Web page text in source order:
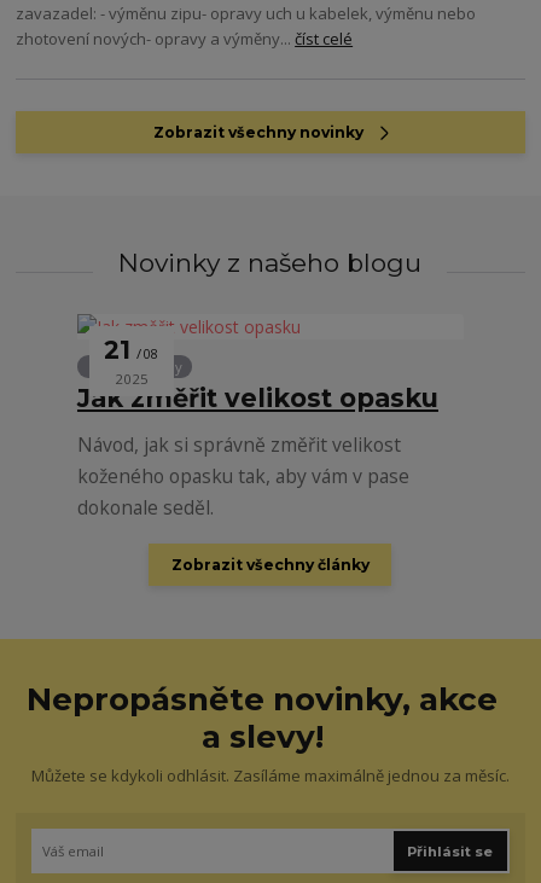
zavazadel: - výměnu zipu- opravy uch u kabelek, výměnu nebo
zhotovení nových- opravy a výměny...číst celé
Zobrazit všechny novinky
Novinky z našeho blogu
21 08
2025
Rady a návody
Jak změřit velikost opasku
Návod, jak si správně změřit velikost
koženého opasku tak, aby vám v pase
dokonale seděl.
Zobrazit všechny články
Nepropásněte novinky, akce
a slevy!
Můžete se kdykoli odhlásit. Zasíláme maximálně jednou za měsíc.
Přihlásit se